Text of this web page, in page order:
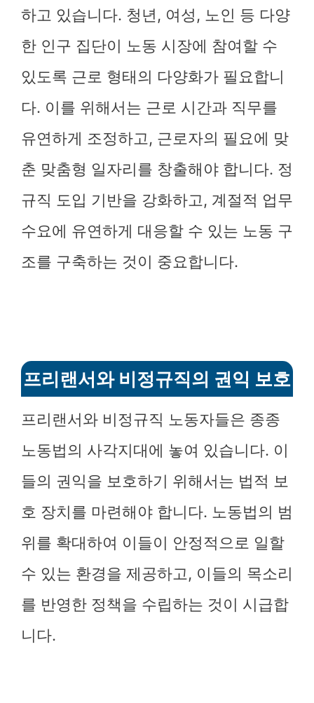
하고 있습니다. 청년, 여성, 노인 등 다양
한 인구 집단이 노동 시장에 참여할 수
있도록 근로 형태의 다양화가 필요합니
다. 이를 위해서는 근로 시간과 직무를
유연하게 조정하고, 근로자의 필요에 맞
춘 맞춤형 일자리를 창출해야 합니다. 정
규직 도입 기반을 강화하고, 계절적 업무
수요에 유연하게 대응할 수 있는 노동 구
조를 구축하는 것이 중요합니다.
프리랜서와 비정규직의 권익 보호
프리랜서와 비정규직 노동자들은 종종
노동법의 사각지대에 놓여 있습니다. 이
들의 권익을 보호하기 위해서는 법적 보
호 장치를 마련해야 합니다. 노동법의 범
위를 확대하여 이들이 안정적으로 일할
수 있는 환경을 제공하고, 이들의 목소리
를 반영한 정책을 수립하는 것이 시급합
니다.